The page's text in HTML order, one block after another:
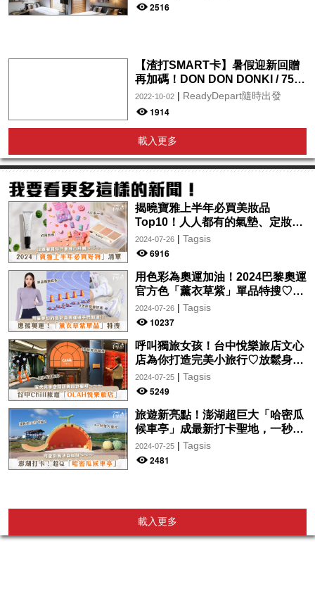
2516
【渣打SMART卡】暑假迎新回贈
再加碼！DON DON DONKI / 759
阿信屋 / OK / 百佳 / 屈臣氏 /
foodpanda / pandamart全年享
2022-10-02| ReadyDepart隨時出發
1914
載入更多
揭曉寶雅上半年必買美妝品
Top10！人人都有的氣墊、定妝噴
霧、保養品～幫你找到最值得入手
的好物♡
2024-07-26| Tagsis
6916
用色彩為奧運加油！2024巴黎奧運
官方色「薰衣草紫」單品特搜♡讓
你從頭到腳、隨時充滿奧運氛圍～
2024-07-26| Tagsis
10237
呼叫獨旅女孩！台中悅樂旅店文心
店為你打造完美小旅行♡放鬆身心
的絕美住宿！交通便利、設計時
尚，拍美照so easy～
2024-07-25| Tagsis
5249
旅遊新亮點！澎湖超巨大「哈密瓜
候車亭」成最新打卡聖地，一秒走
入童話故事中♡
2024-07-25| Tagsis
2481
載入更多